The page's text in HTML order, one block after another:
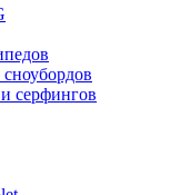
серфингов